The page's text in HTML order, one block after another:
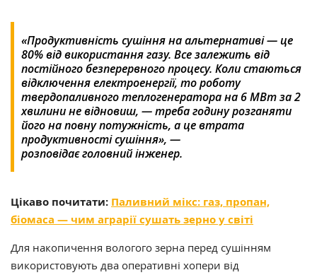
«Продуктивність сушіння на альтернативі — це
80% від використання газу. Все залежить від
постійного безперервного процесу. Коли стаються
відключення електроенергії, то роботу
твердопаливного теплогенератора на 6 МВт за 2
хвилини не відновиш, — треба годину розганяти
його на повну потужність, а це втрата
продуктивності сушіння», —
розповідаєголовний інженер.
Цікаво почитати: Паливний мікс: газ, пропан,
біомаса — чим аграрії сушать зерно у світі
Для накопичення вологого зерна перед сушінням
використовують два оперативні хопери від